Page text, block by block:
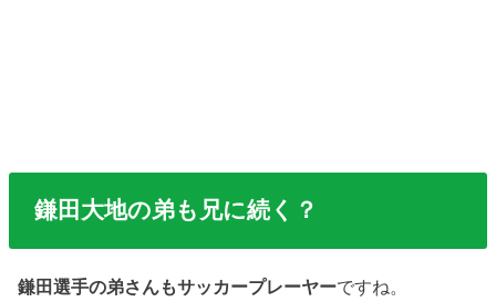
鎌田大地の弟も兄に続く？
鎌田選手の弟さんもサッカープレーヤーですね。